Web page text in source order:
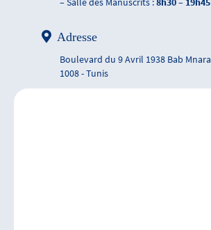
Adresse
Boulevard du 9 Avril 1938 Bab Mnara
1008 - Tunis